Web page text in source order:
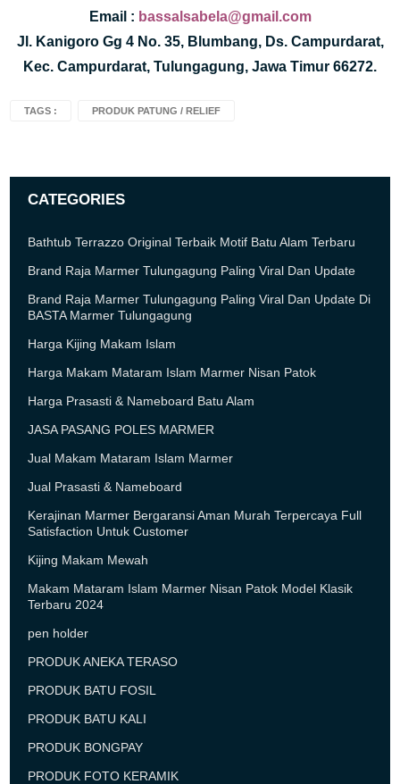
Email : bassalsabela@gmail.com
Jl. Kanigoro Gg 4 No. 35, Blumbang, Ds. Campurdarat,
Kec. Campurdarat, Tulungagung, Jawa Timur 66272.
TAGS : PRODUK PATUNG / RELIEF
CATEGORIES
Bathtub Terrazzo Original Terbaik Motif Batu Alam Terbaru
Brand Raja Marmer Tulungagung Paling Viral Dan Update
Brand Raja Marmer Tulungagung Paling Viral Dan Update Di
BASTA Marmer Tulungagung
Harga Kijing Makam Islam
Harga Makam Mataram Islam Marmer Nisan Patok
Harga Prasasti & Nameboard Batu Alam
JASA PASANG POLES MARMER
Jual Makam Mataram Islam Marmer
Jual Prasasti & Nameboard
Kerajinan Marmer Bergaransi Aman Murah Terpercaya Full
Satisfaction Untuk Customer
Kijing Makam Mewah
Makam Mataram Islam Marmer Nisan Patok Model Klasik
Terbaru 2024
pen holder
PRODUK ANEKA TERASO
PRODUK BATU FOSIL
PRODUK BATU KALI
PRODUK BONGPAY
PRODUK FOTO KERAMIK